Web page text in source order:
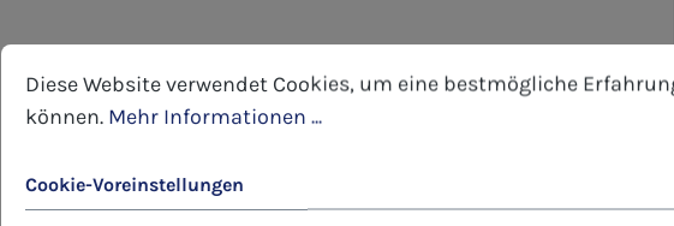
Cookie-Voreinstellungen
Diese Website verwendet Cookies, um eine bestmögliche Erfahrung
Diese Website verwendet Cookies, um eine bestmögliche
können. Mehr Informationen ...
Cookie-Voreinstellungen